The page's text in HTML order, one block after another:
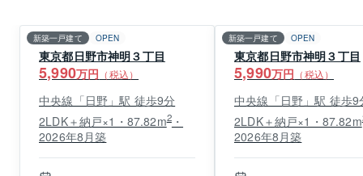
新築一戸建て OPEN
東京都日野市神明３丁目
5,990万円 （税込）
中央線「日野」駅 徒歩9分
2LDK＋納戸×1・87.82m2・
2026年8月築
新築一戸建て OPEN
東京都日野市神明３丁目
5,990万円 （税込）
中央線「日野」駅 徒歩9
2LDK＋納戸×1・87.82m
2026年8月築